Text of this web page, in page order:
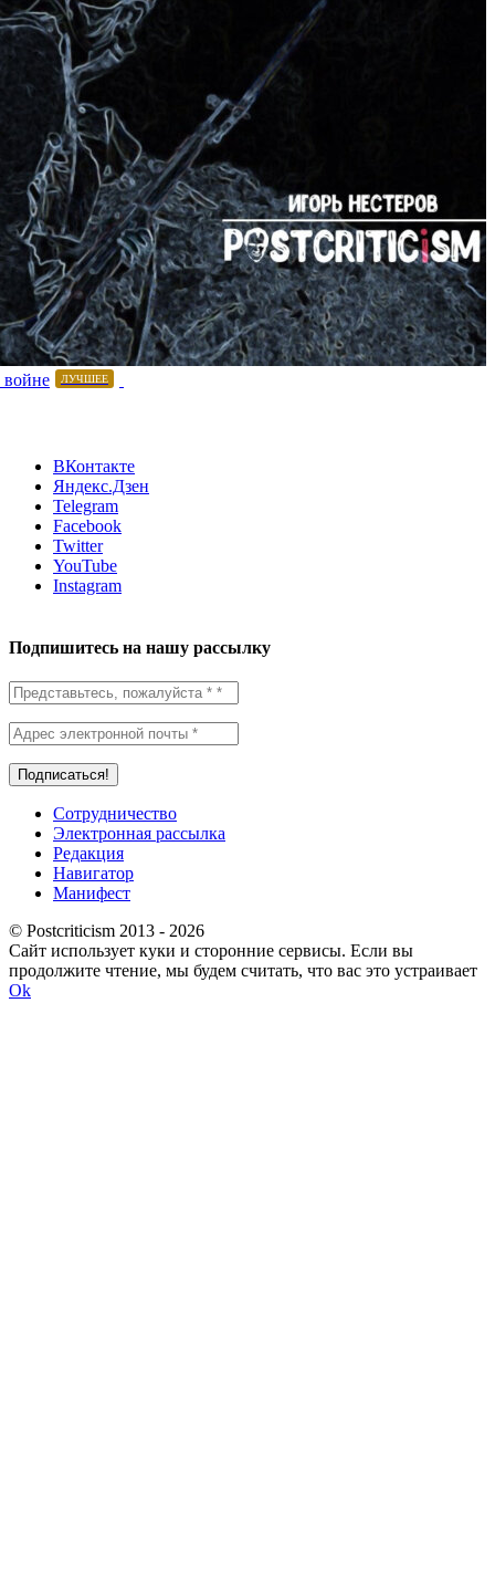
ЛУЧШЕЕ
ВКонтакте
Яндекс.Дзен
Telegram
Facebook
Twitter
YouTube
Instagram
Подпишитесь на нашу рассылку
Сотрудничество
Электронная рассылка
Редакция
Навигатор
Манифест
© Postcriticism 2013 - 2026
Сайт использует куки и сторонние сервисы. Если вы
продолжите чтение, мы будем считать, что вас это устраивает
Ok